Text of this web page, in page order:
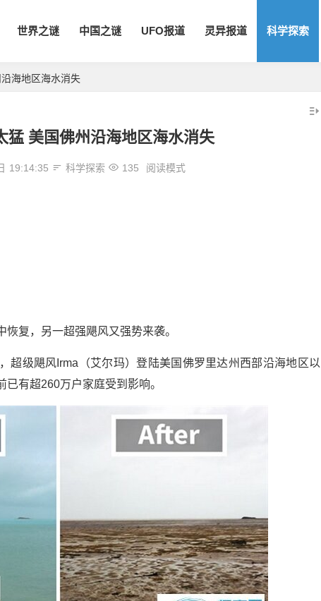
世界之谜 中国之谜 UFO报道 灵异报道 科学探索
海地区海水消失
猛 美国佛州沿海地区海水消失
19:14:35 科学探索 135 阅读模式
复，另一超强飓风又强势来袭。
超级飓风Irma（艾尔玛）登陆美国佛罗里达州西部沿海地区以
有超260万户家庭受到影响。